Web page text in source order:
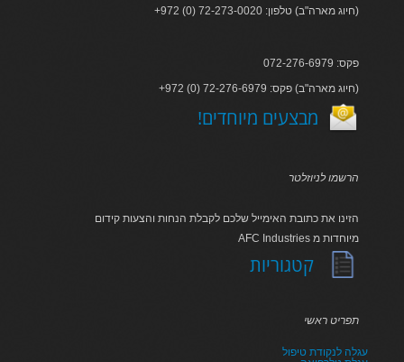
+972 (0) 72-273-0020 :חיוג מארה"ב) טלפון)
פקס: 072-276-6979
+972 (0) 72-276-6979 :חיוג מארה"ב) פקס)
!מבצעים מיוחדים
הרשמו לניוזלטר
הזינו את כתובת האימייל שלכם לקבלת הנחות והצעות קידום
AFC Industries מיוחדות מ
קטגוריות
תפריט ראשי
עגלה לנקודת טיפול